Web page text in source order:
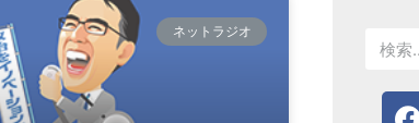
ネットラジオ